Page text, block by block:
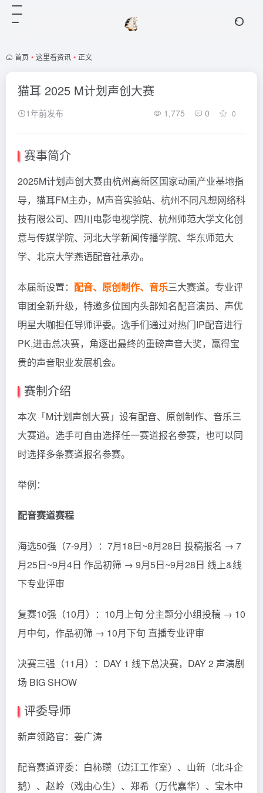
首页 • 这里看资讯 • 正文
猫耳 2025 M计划声创大赛
1年前发布 1,775 0 0
赛事简介
2025M计划声创大赛由杭州高新区国家动画产业基地指
导，猫耳FM主办，M声音实验站、杭州不同凡想网络科
技有限公司、四川电影电视学院、杭州师范大学文化创
意与传媒学院、河北大学新闻传播学院、华东师范大
学、北京大学燕语配音社承办。
本届新设置： 配音、原创制作、音乐三大赛道。专业评
审团全新升级，特邀多位国内头部知名配音演员、声优
明星大咖担任导师评委。选手们通过对热门IP配音进行
PK,进击总决赛，角逐出最终的重磅声音大奖，赢得宝
贵的声音职业发展机会。
赛制介绍
本次「M计划声创大赛」设有配音、原创制作、音乐三
大赛道。选手可自由选择任一赛道报名参赛，也可以同
时选择多条赛道报名参赛。
举例：
配音赛道赛程
海选50强（7-9月）：7月18日~8月28日 投稿报名 → 7
月25日~9月4日 作品初筛 → 9月5日~9月28日 线上&线
下专业评审
复赛10强（10月）：10月上旬 分主题分小组投稿 → 10
月中旬，作品初筛 → 10月下旬 直播专业评审
决赛三强（11月）：DAY 1 线下总决赛，DAY 2 声演剧
场 BIG SHOW
评委导师
新声领路官：姜广涛
配音赛道评委：白杺瓒（边江工作室）、山新（北斗企
鹅）、赵岭（戏由心生）、郑希（万代嘉华）、宝木中